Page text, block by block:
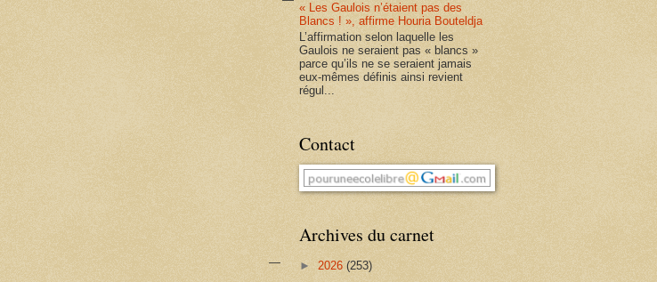
« Les Gaulois n’étaient pas des
Blancs ! », affirme Houria Bouteldja
L’affirmation selon laquelle les
Gaulois ne seraient pas « blancs »
parce qu’ils ne se seraient jamais
eux-mêmes définis ainsi revient
régul...
Contact
Archives du carnet
► 2026 (253)